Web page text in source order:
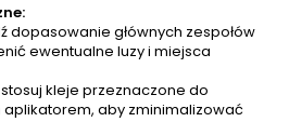
dopasowanie głównych zespołów
ewentualne luzy i miejsca
kleje przeznaczone do
aby zminimalizować